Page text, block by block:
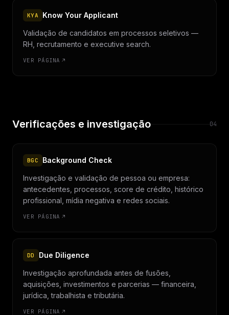
KYA Know Your Applicant
Validação de candidatos em processos seletivos —
RH, recrutamento e executive search.
VER PÁGINA
Verificações e investigação 04
BGC Background Check
Investigação e validação de pessoa ou empresa:
antecedentes, processos, score de crédito, histórico
profissional, mídia negativa e redes sociais.
VER PÁGINA
DD Due Diligence
Investigação aprofundada antes de fusões,
aquisições, investimentos e parcerias — financeira,
jurídica, trabalhista e tributária.
VER PÁGINA